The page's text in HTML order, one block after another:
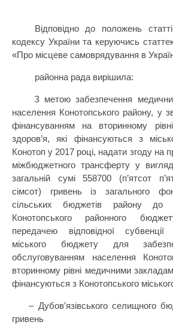
Відповідно до положень статті
кодексу України та керуючись
«Про місцеве самоврядування в
районна рада вирішила:
З метою забезпечення
населення Конотопського району, у
фінансуванням на вторинному
здоров’я, які фінансуються з
Конотоп у 2017 році, надати згоду на
міжбюджетного трансферту у
загальній сумі 558700 (п’ятсот
сімсот) гривень із загального
сільських бюджетів району до
Конотопського районного
передачею відповідної
міського бюджету для
обслуговуванням населення
вторинному рівні медичними
фінансуються з Конотопського
– Дубов’язівського селищного
гривень